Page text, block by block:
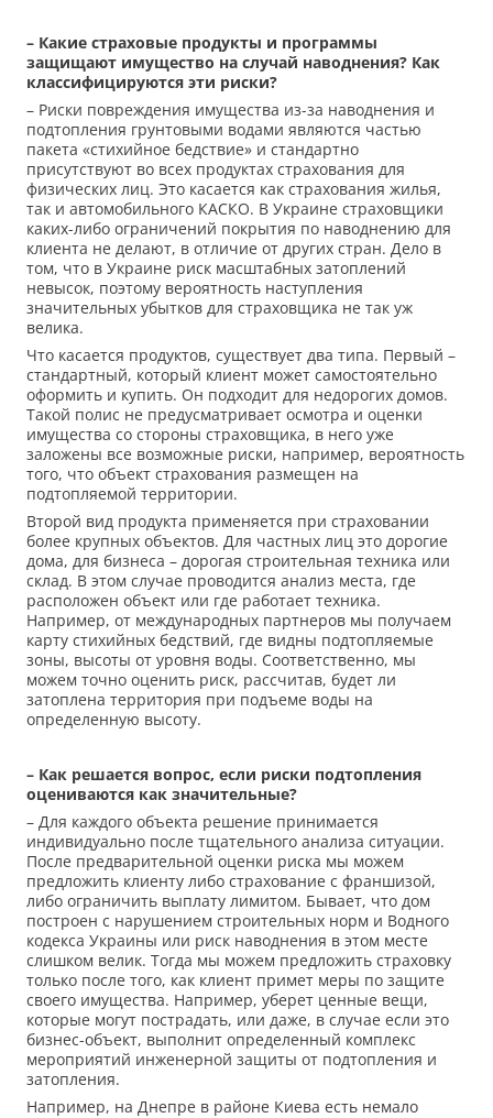
– Какие страховые продукты и программы
защищают имущество на случай наводнения? Как
классифицируются эти риски?
– Риски повреждения имущества из-за наводнения и
подтопления грунтовыми водами являются частью
пакета «стихийное бедствие» и стандартно
присутствуют во всех продуктах страхования для
физических лиц. Это касается как страхования жилья,
так и автомобильного КАСКО. В Украине страховщики
каких-либо ограничений покрытия по наводнению для
клиента не делают, в отличие от других стран. Дело в
том, что в Украине риск масштабных затоплений
невысок, поэтому вероятность наступления
значительных убытков для страховщика не так уж
велика.
Что касается продуктов, существует два типа. Первый –
стандартный, который клиент может самостоятельно
оформить и купить. Он подходит для недорогих домов.
Такой полис не предусматривает осмотра и оценки
имущества со стороны страховщика, в него уже
заложены все возможные риски, например, вероятность
того, что объект страхования размещен на
подтопляемой территории.
Второй вид продукта применяется при страховании
более крупных объектов. Для частных лиц это дорогие
дома, для бизнеса – дорогая строительная техника или
склад. В этом случае проводится анализ места, где
расположен объект или где работает техника.
Например, от международных партнеров мы получаем
карту стихийных бедствий, где видны подтопляемые
зоны, высоты от уровня воды. Соответственно, мы
можем точно оценить риск, рассчитав, будет ли
затоплена территория при подъеме воды на
определенную высоту.
– Как решается вопрос, если риски подтопления
оцениваются как значительные?
– Для каждого объекта решение принимается
индивидуально после тщательного анализа ситуации.
После предварительной оценки риска мы можем
предложить клиенту либо страхование с франшизой,
либо ограничить выплату лимитом. Бывает, что дом
построен с нарушением строительных норм и Водного
кодекса Украины или риск наводнения в этом месте
слишком велик. Тогда мы можем предложить страховку
только после того, как клиент примет меры по защите
своего имущества. Например, уберет ценные вещи,
которые могут пострадать, или даже, в случае если это
бизнес-объект, выполнит определенный комплекс
мероприятий инженерной защиты от подтопления и
затопления.
Например, на Днепре в районе Киева есть немало